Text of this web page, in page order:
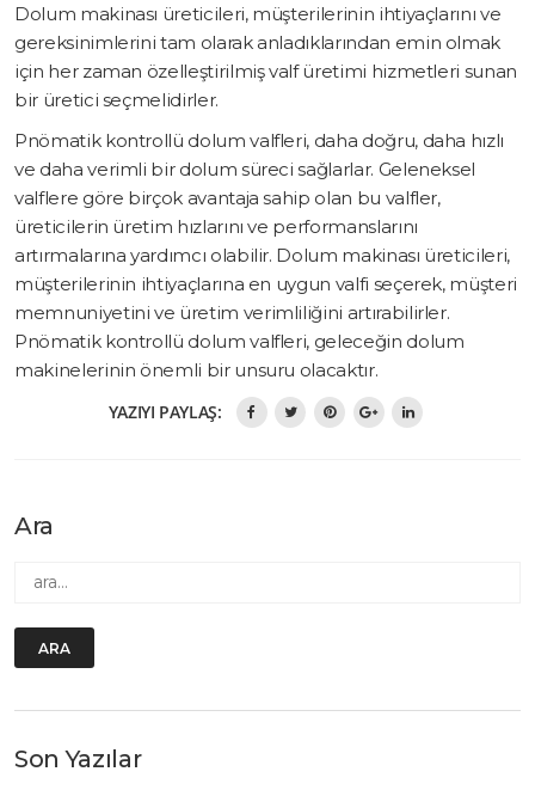
Dolum makinası üreticileri, müşterilerinin ihtiyaçlarını ve
gereksinimlerini tam olarak anladıklarından emin olmak
için her zaman özelleştirilmiş valf üretimi hizmetleri sunan
bir üretici seçmelidirler.
Pnömatik kontrollü dolum valfleri, daha doğru, daha hızlı
ve daha verimli bir dolum süreci sağlarlar. Geleneksel
valflere göre birçok avantaja sahip olan bu valfler,
üreticilerin üretim hızlarını ve performanslarını
artırmalarına yardımcı olabilir. Dolum makinası üreticileri,
müşterilerinin ihtiyaçlarına en uygun valfi seçerek, müşteri
memnuniyetini ve üretim verimliliğini artırabilirler.
Pnömatik kontrollü dolum valfleri, geleceğin dolum
makinelerinin önemli bir unsuru olacaktır.
YAZIYI PAYLAŞ:
Ara
ARA
Son Yazılar